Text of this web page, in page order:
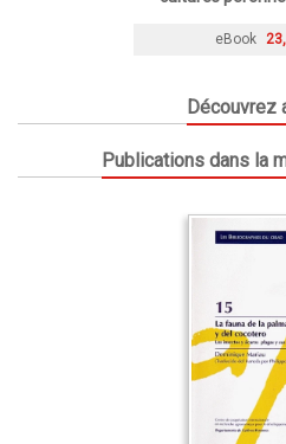
eBook
Découvrez
Publications dans la